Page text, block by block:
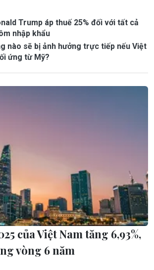
Trump áp thuế 25% đối với tất cả
nhập khẩu
nào sẽ bị ảnh hưởng trực tiếp nếu Việt
ứng từ Mỹ?
của Việt Nam tăng 6,93%,
vòng 6 năm